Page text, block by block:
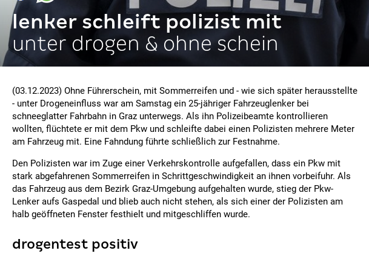
lenker schleift polizist mit
unter drogen & ohne schein
(03.12.2023) Ohne Führerschein, mit Sommerreifen und - wie sich später herausstellte
- unter Drogeneinfluss war am Samstag ein 25-jähriger Fahrzeuglenker bei
schneeglatter Fahrbahn in Graz unterwegs. Als ihn Polizeibeamte kontrollieren
wollten, flüchtete er mit dem Pkw und schleifte dabei einen Polizisten mehrere Meter
am Fahrzeug mit. Eine Fahndung führte schließlich zur Festnahme.
Den Polizisten war im Zuge einer Verkehrskontrolle aufgefallen, dass ein Pkw mit
stark abgefahrenen Sommerreifen in Schrittgeschwindigkeit an ihnen vorbeifuhr. Als
das Fahrzeug aus dem Bezirk Graz-Umgebung aufgehalten wurde, stieg der Pkw-
Lenker aufs Gaspedal und blieb auch nicht stehen, als sich einer der Polizisten am
halb geöffneten Fenster festhielt und mitgeschliffen wurde.
drogentest positiv